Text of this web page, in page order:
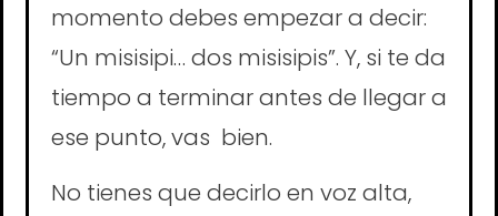
momento debes empezar a decir:
“Un misisipi… dos misisipis”. Y, si te da
tiempo a terminar antes de llegar a
ese punto, vas bien.
No tienes que decirlo en voz alta,